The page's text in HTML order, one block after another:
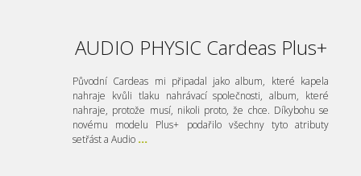
AUDIO PHYSIC Cardeas Plus+
Původní Cardeas mi připadal jako album, které kapela
nahraje kvůli tlaku nahrávací společnosti, album, které
nahraje, protože musí, nikoli proto, že chce. Díkybohu se
novému modelu Plus+ podařilo všechny tyto atributy
setřást a Audio ...